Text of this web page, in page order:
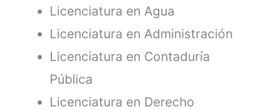
Licenciatura en Agua
Licenciatura en Administración
Licenciatura en Contaduría
Pública
Licenciatura en Derecho